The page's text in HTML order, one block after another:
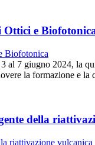
Ottici e
al 7 giugno 2024, la
la formazione e
della